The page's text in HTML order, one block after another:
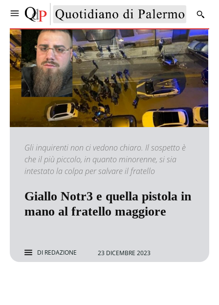
Gli inquirenti non ci vedono chiaro. Il sospetto è
che il più piccolo, in quanto minorenne, si sia
intestato la colpa per salvare il fratello
Giallo Notr3 e quella pistola in
mano al fratello maggiore
DI REDAZIONE 23 DICEMBRE 2023